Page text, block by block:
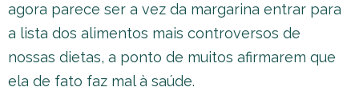
agora parece ser a vez da margarina entrar para
a lista dos alimentos mais controversos de
nossas dietas, a ponto de muitos afirmarem que
ela de fato faz mal à saúde.